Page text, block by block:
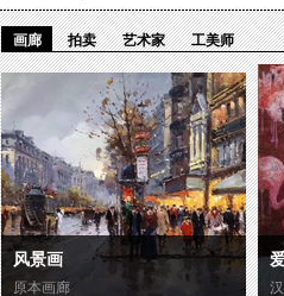
画廊 拍卖 艺术家 工美师
风景画
原本画廊